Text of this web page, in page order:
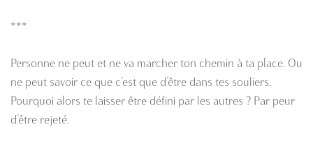
***
Personne ne peut et ne va marcher ton chemin à ta place. Ou
ne peut savoir ce que c’est que d’être dans tes souliers.
Pourquoi alors te laisser être défini par les autres ? Par peur
d’être rejeté.